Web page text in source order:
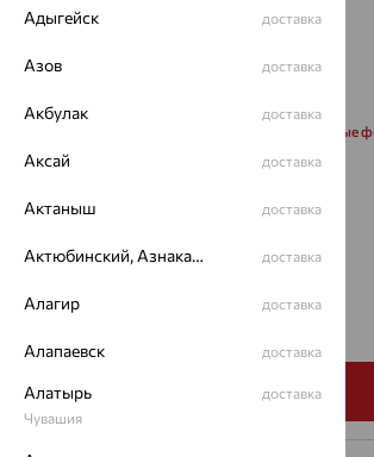
Запросить дополнительные
от 59 070
Купить
Адыгейск доставка
Азов доставка
Акбулак доставка
Аксай доставка
Актаныш доставка
Актюбинский, Азнакаевский район доставка
Алагир доставка
Алапаевск доставка
Алатырь
Чувашия
доставка